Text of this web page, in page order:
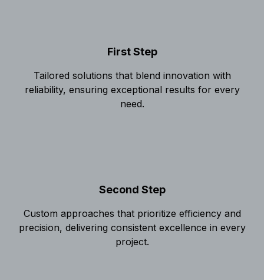
First Step
Tailored solutions that blend innovation with
reliability, ensuring exceptional results for every
need.
Second Step
Custom approaches that prioritize efficiency and
precision, delivering consistent excellence in every
project.